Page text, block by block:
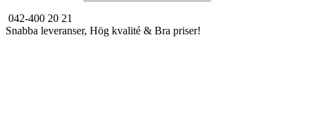
042-400 20 21
Snabba leveranser, Hög kvalité & Bra priser!